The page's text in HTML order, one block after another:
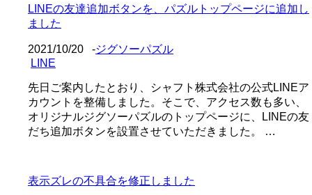
LINEの友達追加ボタンを、パズルトップページに追加し
ました
2021/10/20 -ジグソーパズル
LINE
先日ご案内したとおり、シャフト株式会社の公式LINEア
カウントを整備しました。そこで、アクセス数も多い、
オリジナルジグソーパズルのトップページに、LINEの友
だち追加ボタンを設置させていただきました。 …
表示ズレの不具合を修正しました